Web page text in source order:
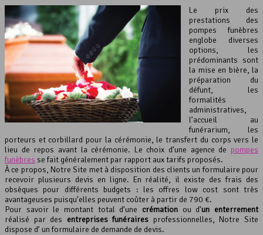
Le prix des
prestations des
pompes funèbres
englobe diverses
options, les
prédominants sont
la mise en bière, la
préparation du
défunt, les
formalités
administratives,
l’accueil au
funérarium, les
porteurs et corbillard pour la cérémonie, le transfert du corps vers le
lieu de repos avant la cérémonie. Le choix d’une agence de pompes
funèbres se fait généralement par rapport aux tarifs proposés.
À ce propos, Notre Site met à disposition des clients un formulaire pour
recevoir plusieurs devis en ligne. En réalité, il existe des frais des
obsèques pour différents budgets : les offres low cost sont très
avantageuses puisqu’elles peuvent coûter à partir de 790 €.
Pour savoir le montant total d’une crémation ou d’un enterrement
réalisé par des entreprises funéraires professionnelles, Notre Site
dispose d’ un formulaire de demande de devis.